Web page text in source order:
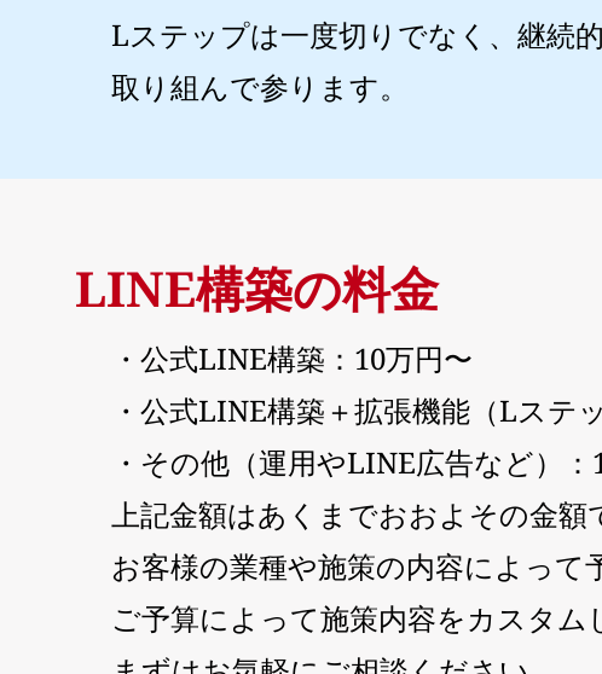
Lステップは一度切りでなく、継続
取り組んで参ります。
LINE構築の料金
・公式LINE構築：10万円〜
・公式LINE構築＋拡張機能（Lステ
・その他（運用やLINE広告など）
上記金額はあくまでおおよその金額
お客様の業種や施策の内容によって
ご予算によって施策内容をカスタム